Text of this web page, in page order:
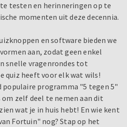
testen en herinneringen op te
momenten uit deze decennia.
en software bieden we
aan, zodat geen enkel
snelle vragenrondes tot
quiz heeft voor elk wat wils!
populaire programma "5 tegen 5"
om zelf deel te nemen aan dit
wat je in huis hebt! En wie kent
Fortuin" nog? Stap op het